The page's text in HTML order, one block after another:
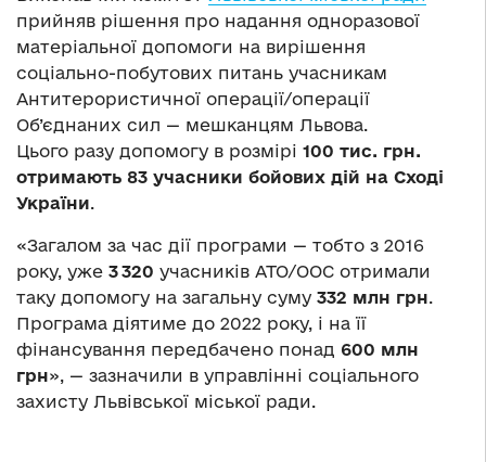
прийняв рішення про надання одноразової
матеріальної допомоги на вирішення
соціально-побутових питань учасникам
Антитерористичної операції/операції
Об’єднаних сил — мешканцям Львова.
Цього разу допомогу в розмірі 100 тис. грн.
отримають 83 учасники бойових дій на Сході
України.
«Загалом за час дії програми — тобто з 2016
року, уже 3 320 учасників АТО/ООС отримали
таку допомогу на загальну суму 332 млн грн.
Програма діятиме до 2022 року, і на її
фінансування передбачено понад 600 млн
грн», — зазначили в управлінні соціального
захисту Львівської міської ради.